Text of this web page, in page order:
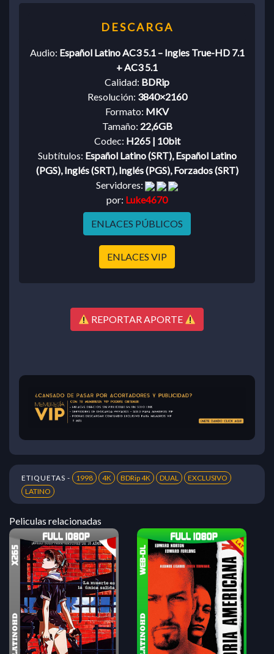
Audio: Español Latino AC3 5.1 – Ingles True-HD 7.1
+ AC3 5.1
Calidad: BDRip
Resolución: 3840×2160
Formato: MKV
Tamaño: 22,6GB
Codec: H265 | 10bit
Subtítulos: Español Latino (SRT), Español Latino
(PGS), Inglés (SRT), Inglés (PGS), Forzados (SRT)
Servidores:
por: Luke4670
ENLACES PÚBLICOS
ENLACES VIP
REPORTAR APORTE
ETIQUETAS - 1998 4K BDRip 4K DUAL
EXCLUSIVO
LATINO
Peliculas relacionadas